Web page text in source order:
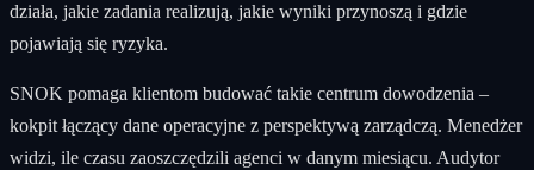
działa, jakie zadania realizują, jakie wyniki przynoszą i gdzie
pojawiają się ryzyka.
SNOK pomaga klientom budować takie centrum dowodzenia –
kokpit łączący dane operacyjne z perspektywą zarządczą. Menedżer
widzi, ile czasu zaoszczędzili agenci w danym miesiącu. Audytor